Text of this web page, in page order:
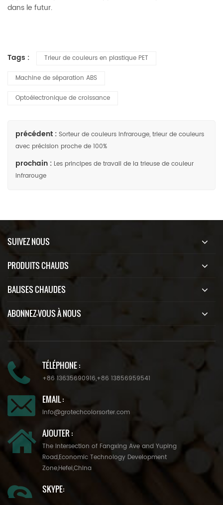
dans le futur.
Tags : Trieur de couleurs en plastique PET
Machine de séparation ABS
Optoélectronique de croissance
précédent : Sorteur de couleurs infrarouge, trieur de couleurs
avec précision proche de 100%
prochain : Les principes de travail de la trieuse de couleur
infrarouge
SUIVEZ NOUS
PRODUITS CHAUDS
BALISES CHAUDES
ABONNEZ-VOUS À NOUS
TÉLÉPHONE :
+86 13635690916,+86 13856959541
EMAIL :
info@grotechcolorsorter.com
AJOUTER :
The Intersection of Fangxing Ave and Yuping
Road,Economic Technology Development
Zone,Hefei,China
SKYPE: